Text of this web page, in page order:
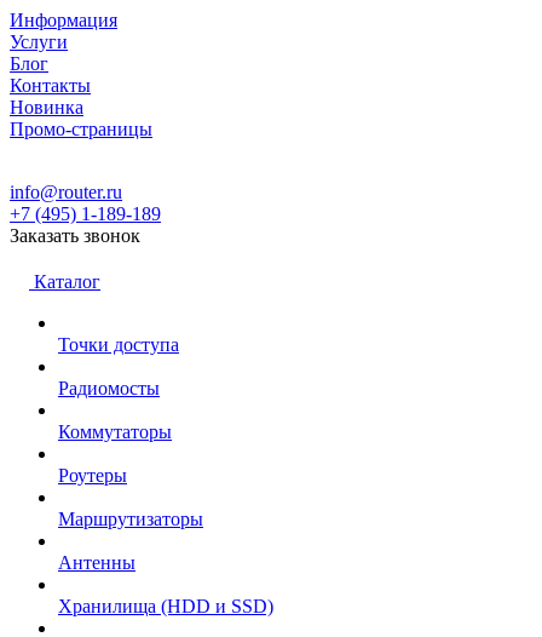
Информация
Услуги
Блог
Контакты
Новинка
Промо-страницы
info@router.ru
+7 (495) 1-189-189
Заказать звонок
Каталог
Точки доступа
Радиомосты
Коммутаторы
Роутеры
Маршрутизаторы
Антенны
Хранилища (HDD и SSD)